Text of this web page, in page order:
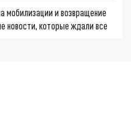
мобилизации и возвращение
новости, которые ждали все